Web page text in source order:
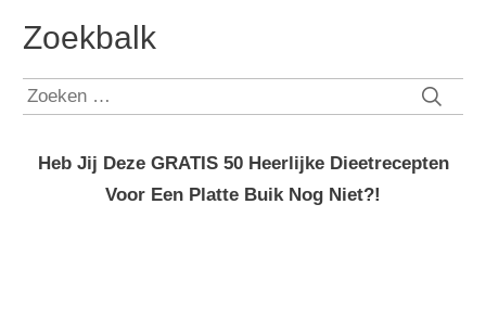
Zoekbalk
Zoeken
Heb Jij Deze GRATIS 50 Heerlijke Dieetrecepten
Voor Een Platte Buik Nog Niet?!